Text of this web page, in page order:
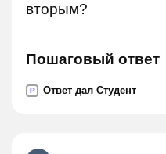
вторым?
Пошаговый ответ
P Ответ дал Студент